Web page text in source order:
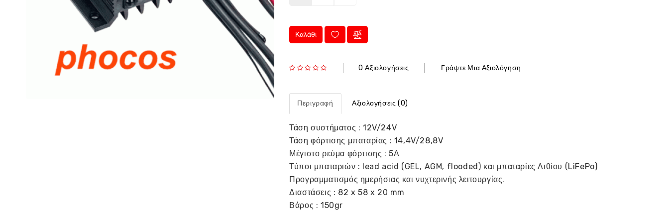
Καλάθι
0 Αξιολογήσεις Γράψτε Μια Αξιολόγηση
Περιγραφή Αξιολογήσεις (0)
Τάση συστήματος : 12V/24V
Τάση φόρτισης μπαταρίας : 14,4V/28,8V
Μέγιστο ρεύμα φόρτισης : 5Α
Τύποι μπαταριών : lead acid (GEL, AGM, flooded) και μπαταρίες Λιθίου (LiFePo)
Προγραμματισμός ημερήσιας και νυχτερινής λειτουργίας.
Διαστάσεις : 82 x 58 x 20 mm
Βάρος : 150gr